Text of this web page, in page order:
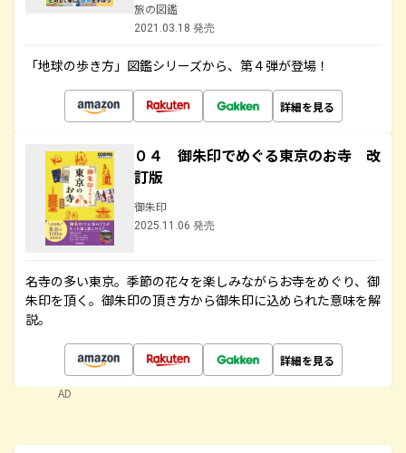
旅の図鑑
2021.03.18 発売
「地球の歩き方」図鑑シリーズから、第４弾が登場！
詳細を見る
０４ 御朱印でめぐる東京のお寺 改
訂版
御朱印
2025.11.06 発売
名寺の多い東京。季節の花々を楽しみながらお寺をめぐり、御
朱印を頂く。御朱印の頂き方から御朱印に込められた意味を解
説。
詳細を見る
AD